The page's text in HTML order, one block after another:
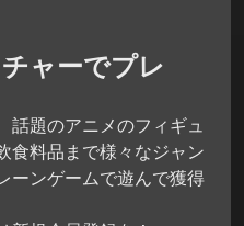
ャーでプレ
話題のアニメのフィギュ
食料品まで様々なジャン
ーンゲームで遊んで獲得